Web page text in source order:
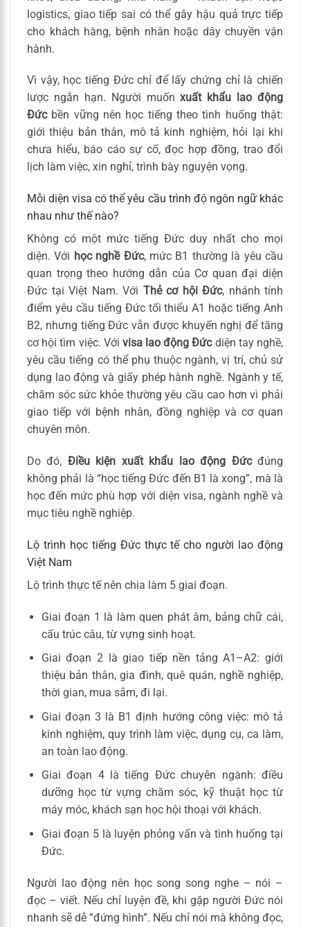
logistics, giao tiếp sai có thể gây hậu quả trực tiếp
cho khách hàng, bệnh nhân hoặc dây chuyền vận
hành.
Vì vậy, học tiếng Đức chỉ để lấy chứng chỉ là chiến
lược ngắn hạn. Người muốnxuất khẩu lao động
Đứcbền vững nên học tiếng theo tình huống thật:
giới thiệu bản thân, mô tả kinh nghiệm, hỏi lại khi
chưa hiểu, báo cáo sự cố, đọc hợp đồng, trao đổi
lịch làm việc, xin nghỉ, trình bày nguyện vọng.
Mỗi diện visa có thể yêu cầu trình độ ngôn ngữ khác
nhau như thế nào?
Không có một mức tiếng Đức duy nhất cho mọi
diện. Với học nghề Đức, mức B1 thường là yêu cầu
quan trọng theo hướng dẫn của Cơ quan đại diện
Đức tại Việt Nam. Với Thẻ cơ hội Đức, nhánh tính
điểm yêu cầu tiếng Đức tối thiểu A1 hoặc tiếng Anh
B2, nhưng tiếng Đức vẫn được khuyến nghị để tăng
cơ hội tìm việc. Với visa lao động Đứcdiện tay nghề,
yêu cầu tiếng có thể phụ thuộc ngành, vị trí, chủ sử
dụng lao động và giấy phép hành nghề. Ngành y tế,
chăm sóc sức khỏe thường yêu cầu cao hơn vì phải
giao tiếp với bệnh nhân, đồng nghiệp và cơ quan
chuyên môn.
Do đó, Điều kiện xuất khẩu lao động Đứcđúng
không phải là “học tiếng Đức đến B1 là xong”, mà là
học đến mức phù hợp với diện visa, ngành nghề và
mục tiêu nghề nghiệp.
Lộ trình học tiếng Đức thực tế cho người lao động
Việt Nam
Lộ trình thực tế nên chia làm 5 giai đoạn.
Giai đoạn 1 là làm quen phát âm, bảng chữ cái,
cấu trúc câu, từ vựng sinh hoạt.
Giai đoạn 2 là giao tiếp nền tảng A1–A2: giới
thiệu bản thân, gia đình, quê quán, nghề nghiệp,
thời gian, mua sắm, đi lại.
Giai đoạn 3 là B1 định hướng công việc: mô tả
kinh nghiệm, quy trình làm việc, dụng cụ, ca làm,
an toàn lao động.
Giai đoạn 4 là tiếng Đức chuyên ngành: điều
dưỡng học từ vựng chăm sóc, kỹ thuật học từ
máy móc, khách sạn học hội thoại với khách.
Giai đoạn 5 là luyện phỏng vấn và tình huống tại
Đức.
Người lao động nên học song song nghe – nói –
đọc – viết. Nếu chỉ luyện đề, khi gặp người Đức nói
nhanh sẽ dễ “đứng hình”. Nếu chỉ nói mà không đọc,